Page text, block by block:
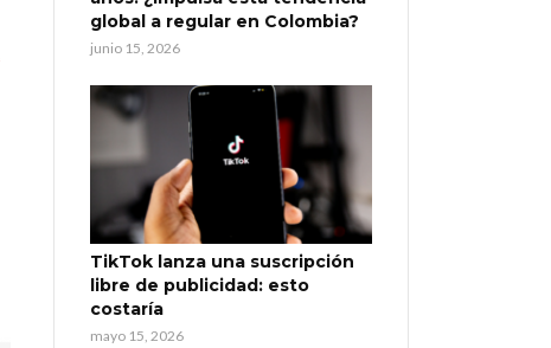
global a regular en Colombia?
junio 15, 2026
TikTok lanza una suscripción
libre de publicidad: esto
costaría
mayo 15, 2026